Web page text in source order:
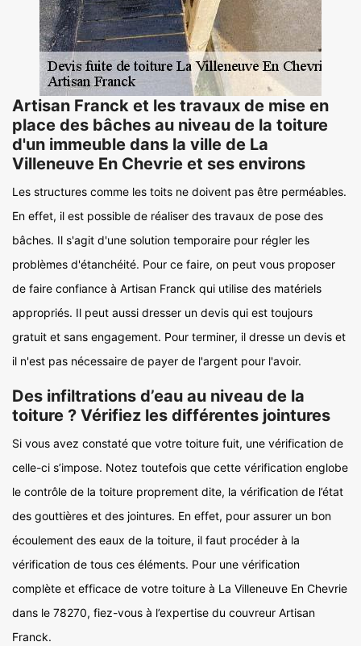
Artisan Franck et les travaux de mise en
place des bâches au niveau de la toiture
d'un immeuble dans la ville de La
Villeneuve En Chevrie et ses environs
Les structures comme les toits ne doivent pas être perméables.
En effet, il est possible de réaliser des travaux de pose des
bâches. Il s'agit d'une solution temporaire pour régler les
problèmes d'étanchéité. Pour ce faire, on peut vous proposer
de faire confiance à Artisan Franck qui utilise des matériels
appropriés. Il peut aussi dresser un devis qui est toujours
gratuit et sans engagement. Pour terminer, il dresse un devis et
il n'est pas nécessaire de payer de l'argent pour l'avoir.
Des infiltrations d’eau au niveau de la
toiture ? Vérifiez les différentes jointures
Si vous avez constaté que votre toiture fuit, une vérification de
celle-ci s’impose. Notez toutefois que cette vérification englobe
le contrôle de la toiture proprement dite, la vérification de l’état
des gouttières et des jointures. En effet, pour assurer un bon
écoulement des eaux de la toiture, il faut procéder à la
vérification de tous ces éléments. Pour une vérification
complète et efficace de votre toiture à La Villeneuve En Chevrie
dans le 78270, fiez-vous à l’expertise du couvreur Artisan
Franck.